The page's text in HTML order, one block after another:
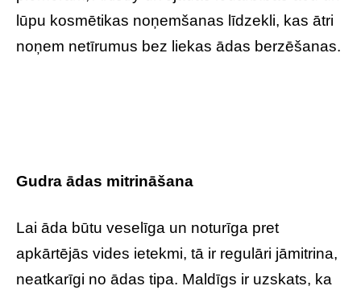
lūpu kosmētikas noņemšanas līdzekli, kas ātri
noņem netīrumus bez liekas ādas berzēšanas.
Gudra ādas mitrināšana
Lai āda būtu veselīga un noturīga pret
apkārtējās vides ietekmi, tā ir regulāri jāmitrina,
neatkarīgi no ādas tipa. Maldīgs ir uzskats, ka